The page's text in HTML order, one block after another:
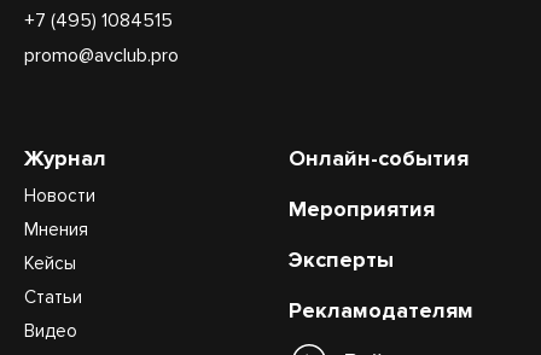
+7 (495) 1084515
promo@avclub.pro
Журнал
Новости
Мнения
Кейсы
Статьи
Видео
Онлайн-события
Мероприятия
Эксперты
Рекламодателям